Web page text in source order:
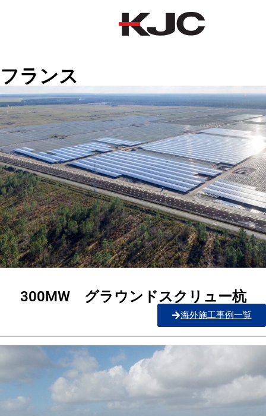
フランス
300MW グラウンドスクリュー杭
海外施工事例一覧